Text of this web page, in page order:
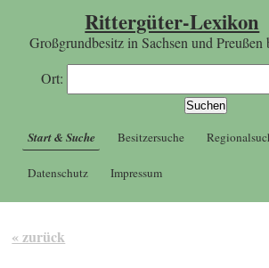
Rittergüter-Lexikon
Großgrundbesitz in Sachsen und Preußen
Ort:
Start & Suche Besitzersuche
Datenschutz Impressum
« zurück